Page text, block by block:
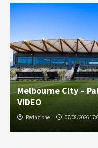
Melbourne City –
VIDEO
Redazione 07/08/2026